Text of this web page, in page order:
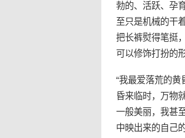
勃的、活跃、孕
至只是机械的干
把长裤熨得笔挺
可以修饰打扮的
“我最爱落荒的
昏来临时，万物
一般美丽，我甚
中映出来的自己